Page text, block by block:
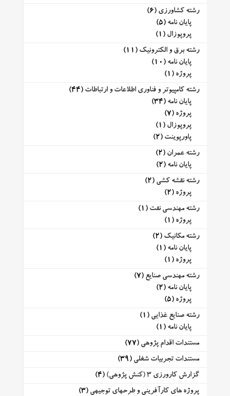
رشته کشاورزی (6)
پایان نامه (5)
پروپوزال (1)
رشته برق و الکترونیک (11)
پایان نامه (10)
پروژه (1)
رشته کامپیوتر و فناوری اطلاعات و ارتباطات (44)
پایان نامه (34)
پروژه (7)
پروپوزال (1)
پاورپوینت (2)
رشته عمران (2)
پایان نامه (2)
رشته نقشه کشی (2)
پروژه (2)
رشته مهندسی نفت (1)
پروژه (1)
رشته مکانیک (2)
پایان نامه (1)
پروژه (1)
رشته مهندسی صنایع (7)
پایان نامه (2)
پروژه (5)
رشته صنایع غذایی (1)
پایان نامه (1)
مستندات اقدام پژوهی (77)
مستندات تجربیات شغلی (39)
گزارش کارورزی 3 (کنش پژوهی)
(4)
پروژه های کارآفرینی و طرحهای توجیهی (3)